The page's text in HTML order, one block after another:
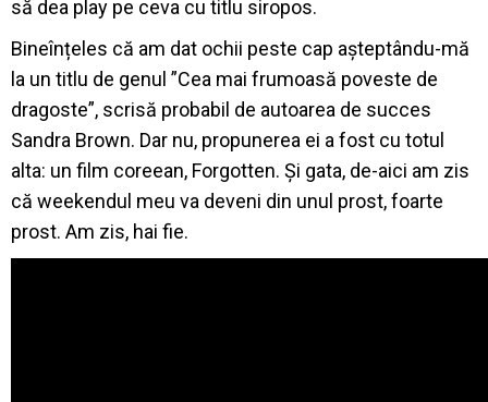
să dea play pe ceva cu titlu siropos.
Bineînțeles că am dat ochii peste cap așteptându-mă
la un titlu de genul ”Cea mai frumoasă poveste de
dragoste”, scrisă probabil de autoarea de succes
Sandra Brown. Dar nu, propunerea ei a fost cu totul
alta: un film coreean, Forgotten. Și gata, de-aici am zis
că weekendul meu va deveni din unul prost, foarte
prost. Am zis, hai fie.